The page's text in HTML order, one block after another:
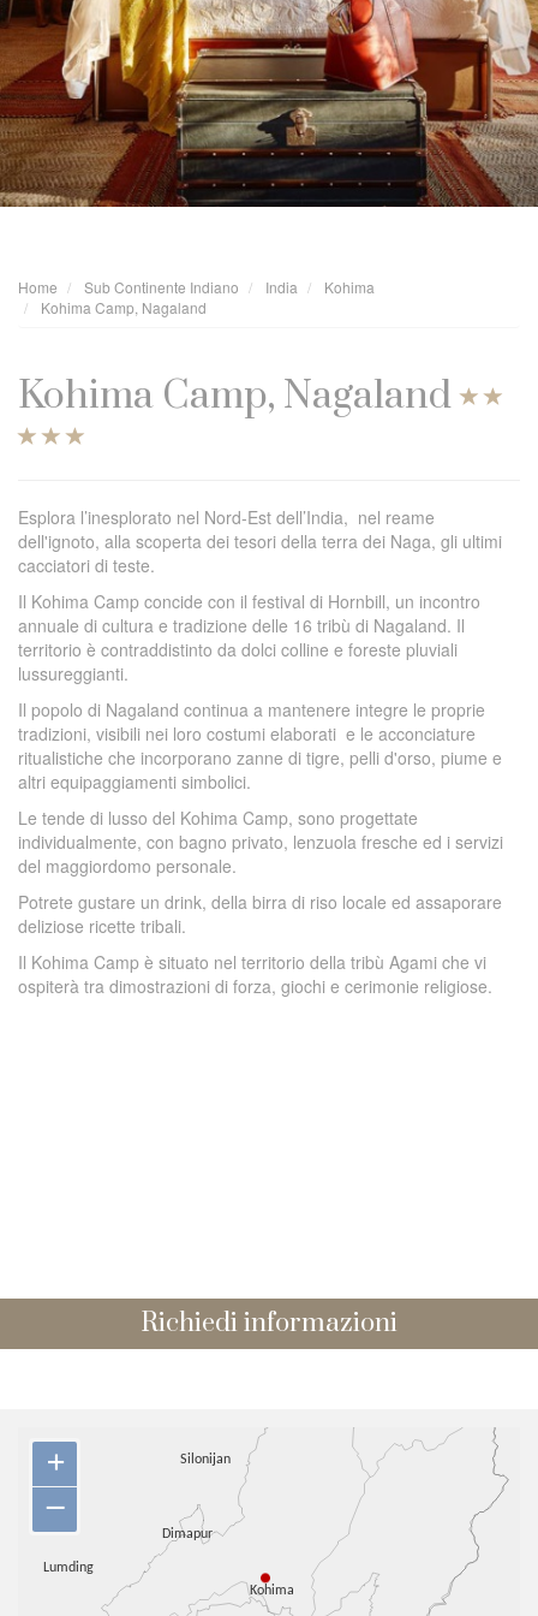
Home Sub Continente Indiano India
Kohima
Kohima Camp, Nagaland
Kohima Camp, Nagaland
Esplora l’inesplorato nel Nord-Est dell’India, nel reame
dell'ignoto, alla scoperta dei tesori della terra dei Naga, gli ultimi
cacciatori di teste.
Il Kohima Camp concide con il festival di Hornbill, un incontro
annuale di cultura e tradizione delle 16 tribù di Nagaland. Il
territorio è contraddistinto da dolci colline e foreste pluviali
lussureggianti.
Il popolo di Nagaland continua a mantenere integre le proprie
tradizioni, visibili nei loro costumi elaborati e le acconciature
ritualistiche che incorporano zanne di tigre, pelli d'orso, piume e
altri equipaggiamenti simbolici.
Le tende di lusso del Kohima Camp, sono progettate
individualmente, con bagno privato, lenzuola fresche ed i servizi
del maggiordomo personale.
Potrete gustare un drink, della birra di riso locale ed assaporare
deliziose ricette tribali.
Il Kohima Camp è situato nel territorio della tribù Agami che vi
ospiterà tra dimostrazioni di forza, giochi e cerimonie religiose.
Richiedi informazioni
+
–